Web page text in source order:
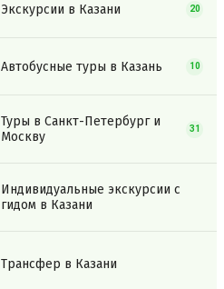
Экскурсии в Казани 20
Автобусные туры в Казань 10
Туры в Санкт-Петербург и
Москву
31
Индивидуальные экскурсии с
гидом в Казани
Трансфер в Казани